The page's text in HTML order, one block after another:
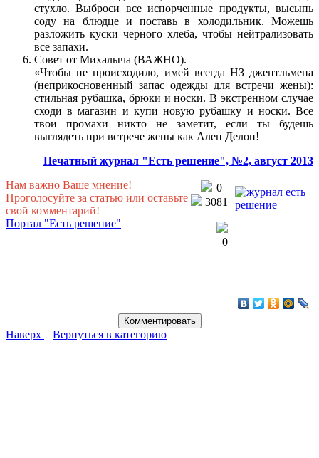
стухло. Выброси все испорченные продукты, высыпь
соду на блюдце и поставь в холодильник. Можешь
разложить куски черного хлеба, чтобы нейтрализовать
все запахи.
Совет от Михалыча (ВАЖНО).
«Чтобы не происходило, имей всегда НЗ джентльмена
(неприкосновенный запас одежды для встречи жены):
стильная рубашка, брюки и носки. В экстренном случае
сходи в магазин и купи новую рубашку и носки. Все
твои промахи никто не заметит, если ты будешь
выглядеть при встрече жены как Ален Делон!
Печатный журнал "Есть решение", №2, август 2013
Нам важно Ваше мнение!
Проголосуйте за статью или оставьте
свой комментарий!
Портал "Есть решение"
0
3081
0
Наверх Вернуться в категорию